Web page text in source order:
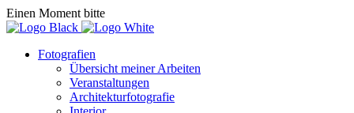
Einen Moment bitte
Fotografien
Übersicht meiner Arbeiten
Veranstaltungen
Architekturfotografie